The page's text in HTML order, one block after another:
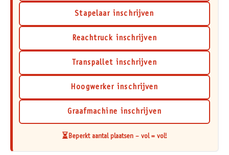
Stapelaar inschrijven
Reachtruck inschrijven
Transpallet inschrijven
Hoogwerker inschrijven
Graafmachine inschrijven
⏳ Beperkt aantal plaatsen – vol = vol!